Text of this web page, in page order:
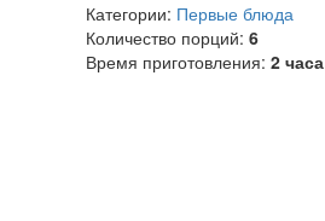
Категории: Первые блюда
Количество порций: 6
Время приготовления: 2 часа